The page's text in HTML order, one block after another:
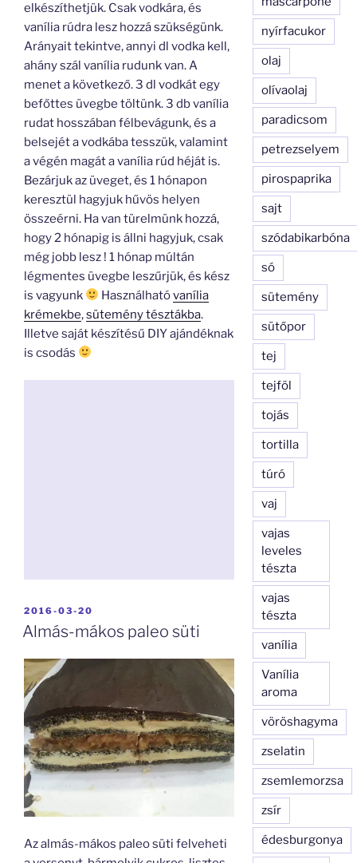
elkészíthetjük. Csak vodkára, és
vanília rúdra lesz hozzá szükségünk.
Arányait tekintve, annyi dl vodka kell,
ahány szál vanília rudunk van. A
menet a következő. 3 dl vodkát egy
befőttes üvegbe töltünk. 3 db vanília
rudat hosszában félbevágunk, és a
belsejét a vodkába tesszük, valamint
a végén magát a vanília rúd héját is.
Bezárjuk az üveget, és 1 hónapon
keresztül hagyjuk hűvös helyen
összeérni. Ha van türelmünk hozzá,
hogy 2 hónapig is állni hagyjuk, csak
még jobb lesz ! 1 hónap múltán
légmentes üvegbe leszűrjük, és kész
is vagyunk
Használhatóvanília
krémekbe,sütemény tésztákba.
Illetve saját készítésű DIY ajándéknak
is csodás
BEKÜLDVE:
2016-03-20
Almás-mákos paleo süti
Az almás-mákos paleo süti felveheti
nyírfacukor
olaj
olívaolaj
paradicsom
petrezselyem
pirospaprika
sajt
szódabikarbóna
só
sütemény
sütőpor
tej
tejföl
tojás
tortilla
túró
vaj
vajas
leveles
tészta
vajas
tészta
vanília
Vanília
aroma
vöröshagyma
zselatin
zsemlemorzsa
zsír
édesburgonya